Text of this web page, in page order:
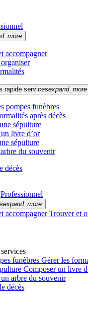
accompagner
rapide servicesexpand_more
pompes funèbres
après décès
sépulture
livre d’or
sépulture
du souvenir
décès
Professionnel
expand_more
accompagner Trouver et
funèbres Gérer les
Composer un livre
arbre du souvenir
décès